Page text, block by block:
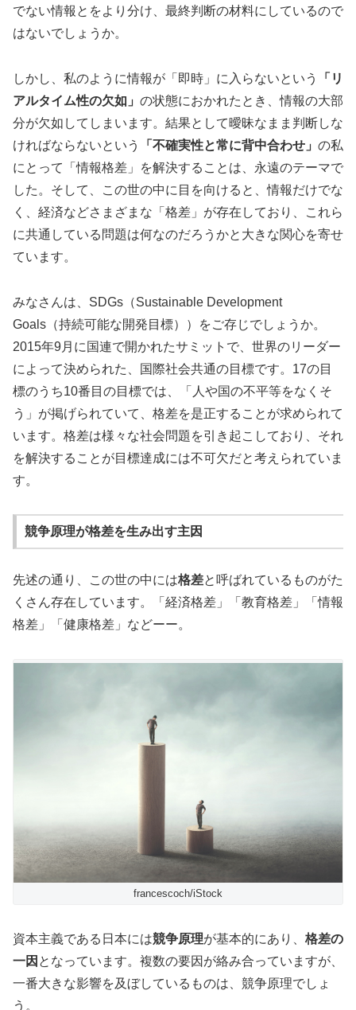
でない情報とをより分け、最終判断の材料にしているので
はないでしょうか。
しかし、私のように情報が「即時」に入らないという
「リ
アルタイム性の欠如」 の状態におかれたとき、情報の大部
分が欠如してしまいます。結果として曖昧なまま判断しな
ければならないという
「不確実性と常に背中合わせ」 の私
にとって「情報格差」を解決することは、永遠のテーマで
した。そして、この世の中に目を向けると、情報だけでな
く、経済などさまざまな「格差」が存在しており、これら
に共通している問題は何なのだろうかと大きな関心を寄せ
ています。
みなさんは、SDGs（Sustainable Development
Goals（持続可能な開発目標））をご存じでしょうか。
2015年9月に国連で開かれたサミットで、世界のリーダー
によって決められた、国際社会共通の目標です。17の目
標のうち10番目の目標では、「人や国の不平等をなくそ
う」が掲げられていて、格差を是正することが求められて
います。格差は様々な社会問題を引き起こしており、それ
を解決することが目標達成には不可欠だと考えられていま
す。
競争原理が格差を生み出す主因
先述の通り、この世の中には格差と呼ばれているものがた
くさん存在しています。「経済格差」「教育格差」「情報
格差」「健康格差」などーー。
francescoch/iStock
資本主義である日本には競争原理が基本的にあり、 格差の
一因 となっています。複数の要因が絡み合っていますが、
一番大きな影響を及ぼしているものは、競争原理でしょ
う。